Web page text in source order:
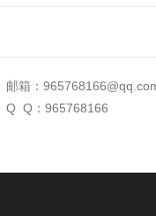
邮箱：
Q Q：965768166